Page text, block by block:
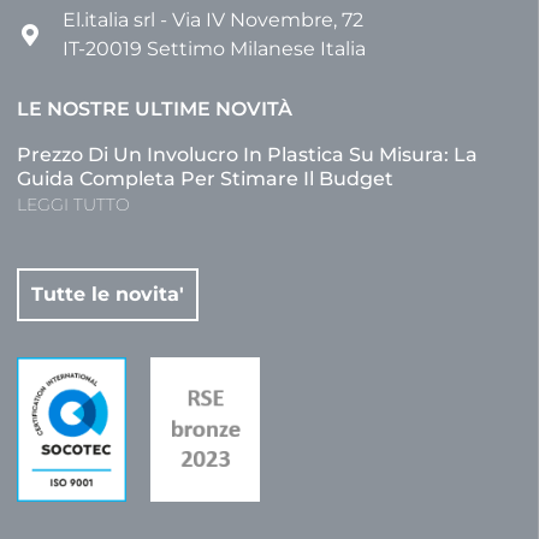
progettazione.
El.italia srl - Via IV Novembre, 72
IT-20019 Settimo Milanese Italia
LE NOSTRE ULTIME NOVITÀ
Prezzo Di Un Involucro In Plastica Su Misura: La
Guida Completa Per Stimare Il Budget
LEGGI TUTTO
Tutte le novita'